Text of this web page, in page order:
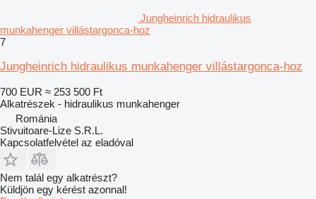
Jungheinrich hidraulikus
munkahenger villástargonca-hoz
7
Jungheinrich hidraulikus munkahenger villástargonca-hoz
700 EUR ≈ 253 500 Ft
Alkatrészek - hidraulikus munkahenger
Románia
Stivuitoare-Lize S.R.L.
Kapcsolatfelvétel az eladóval
Nem talál egy alkatrészt?
Küldjön egy kérést azonnal!